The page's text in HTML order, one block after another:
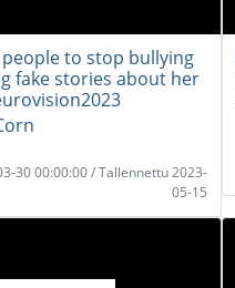
people to stop bullying
fake stories about her
30 00:00:00 / Tallennettu 2023-
05-15